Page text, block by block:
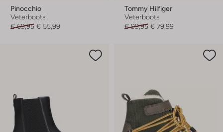
Pinocchio
Veterboots
€ 69,95 € 55,99
Tommy Hilfiger
Veterboots
€ 99,95 € 79,99